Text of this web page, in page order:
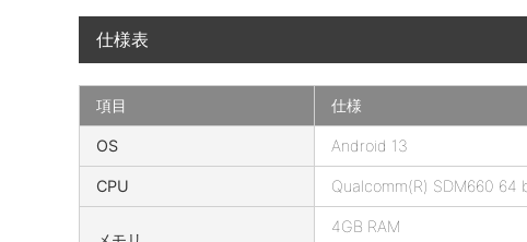
仕様表
H
項目 仕様
OS Android 13
CPU Qualcomm(R) SDM660
4GB RAM